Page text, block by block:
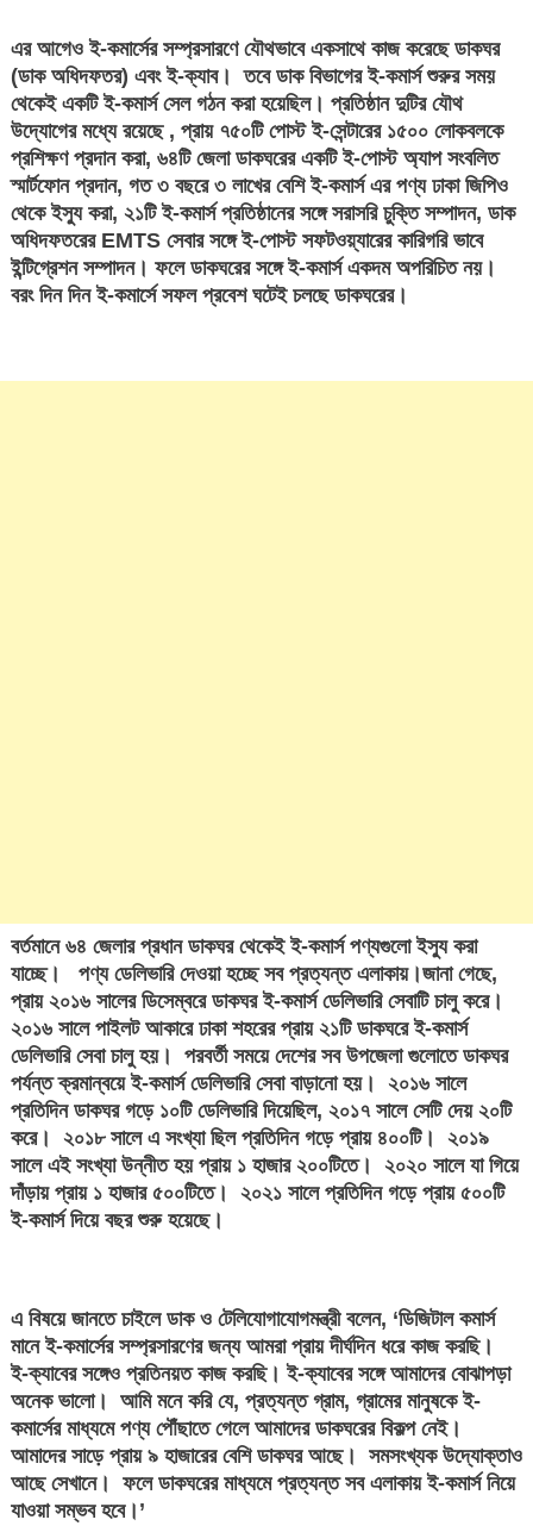
এর আগেও ই-কমার্সের সম্প্রসারণে যৌথভাবে একসাথে কাজ করেছে ডাকঘর
(ডাক অধিদফতর) এবং ই-ক্যাব। তবে ডাক বিভাগের ই-কমার্স শুরুর সময়
থেকেই একটি ই-কমার্স সেল গঠন করা হয়েছিল। প্রতিষ্ঠান দুটির যৌথ
উদ্যোগের মধ্যে রয়েছে , প্রায় ৭৫০টি পোস্ট ই-সেন্টারের ১৫০০ লোকবলকে
প্রশিক্ষণ প্রদান করা, ৬৪টি জেলা ডাকঘরের একটি ই-পোস্ট অ্যাপ সংবলিত
স্মার্টফোন প্রদান, গত ৩ বছরে ৩ লাখের বেশি ই-কমার্স এর পণ্য ঢাকা জিপিও
থেকে ইস্যু করা, ২১টি ই-কমার্স প্রতিষ্ঠানের সঙ্গে সরাসরি চুক্তি সম্পাদন, ডাক
অধিদফতরের EMTS সেবার সঙ্গে ই-পোস্ট সফটওয়্যারের কারিগরি ভাবে
ইন্টিগ্রেশন সম্পাদন। ফলে ডাকঘরের সঙ্গে ই-কমার্স একদম অপরিচিত নয়।
বরং দিন দিন ই-কমার্সে সফল প্রবেশ ঘটেই চলছে ডাকঘরের।
বর্তমানে ৬৪ জেলার প্রধান ডাকঘর থেকেই ই-কমার্স পণ্যগুলো ইস্যু করা
যাচ্ছে। পণ্য ডেলিভারি দেওয়া হচ্ছে সব প্রত্যন্ত এলাকায়।জানা গেছে,
প্রায় ২০১৬ সালের ডিসেম্বরে ডাকঘর ই-কমার্স ডেলিভারি সেবাটি চালু করে।
২০১৬ সালে পাইলট আকারে ঢাকা শহরের প্রায় ২১টি ডাকঘরে ই-কমার্স
ডেলিভারি সেবা চালু হয়। পরবর্তী সময়ে দেশের সব উপজেলা গুলোতে ডাকঘর
পর্যন্ত ক্রমান্বয়ে ই-কমার্স ডেলিভারি সেবা বাড়ানো হয়। ২০১৬ সালে
প্রতিদিন ডাকঘর গড়ে ১০টি ডেলিভারি দিয়েছিল, ২০১৭ সালে সেটি দেয় ২০টি
করে। ২০১৮ সালে এ সংখ্যা ছিল প্রতিদিন গড়ে প্রায় ৪০০টি। ২০১৯
সালে এই সংখ্যা উন্নীত হয় প্রায় ১ হাজার ২০০টিতে। ২০২০ সালে যা গিয়ে
দাঁড়ায় প্রায় ১ হাজার ৫০০টিতে। ২০২১ সালে প্রতিদিন গড়ে প্রায় ৫০০টি
ই-কমার্স দিয়ে বছর শুরু হয়েছে।
এ বিষয়ে জানতে চাইলে ডাক ও টেলিযোগাযোগমন্ত্রী বলেন, ‘ডিজিটাল কমার্স
মানে ই-কমার্সের সম্প্রসারণের জন্য আমরা প্রায় দীর্ঘদিন ধরে কাজ করছি।
ই-ক্যাবের সঙ্গেও প্রতিনয়ত কাজ করছি। ই-ক্যাবের সঙ্গে আমাদের বোঝাপড়া
অনেক ভালো। আমি মনে করি যে, প্রত্যন্ত গ্রাম, গ্রামের মানুষকে ই-
কমার্সের মাধ্যমে পণ্য পৌঁছাতে গেলে আমাদের ডাকঘরের বিকল্প নেই।
আমাদের সাড়ে প্রায় ৯ হাজারের বেশি ডাকঘর আছে। সমসংখ্যক উদ্যোক্তাও
আছে সেখানে। ফলে ডাকঘরের মাধ্যমে প্রত্যন্ত সব এলাকায় ই-কমার্স নিয়ে
যাওয়া সম্ভব হবে।’